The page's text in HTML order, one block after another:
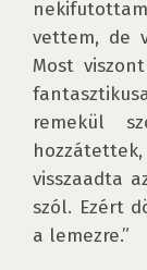
vettem, de
Most
remekül
visszaadta
szól. Ezért
a lemezre.”